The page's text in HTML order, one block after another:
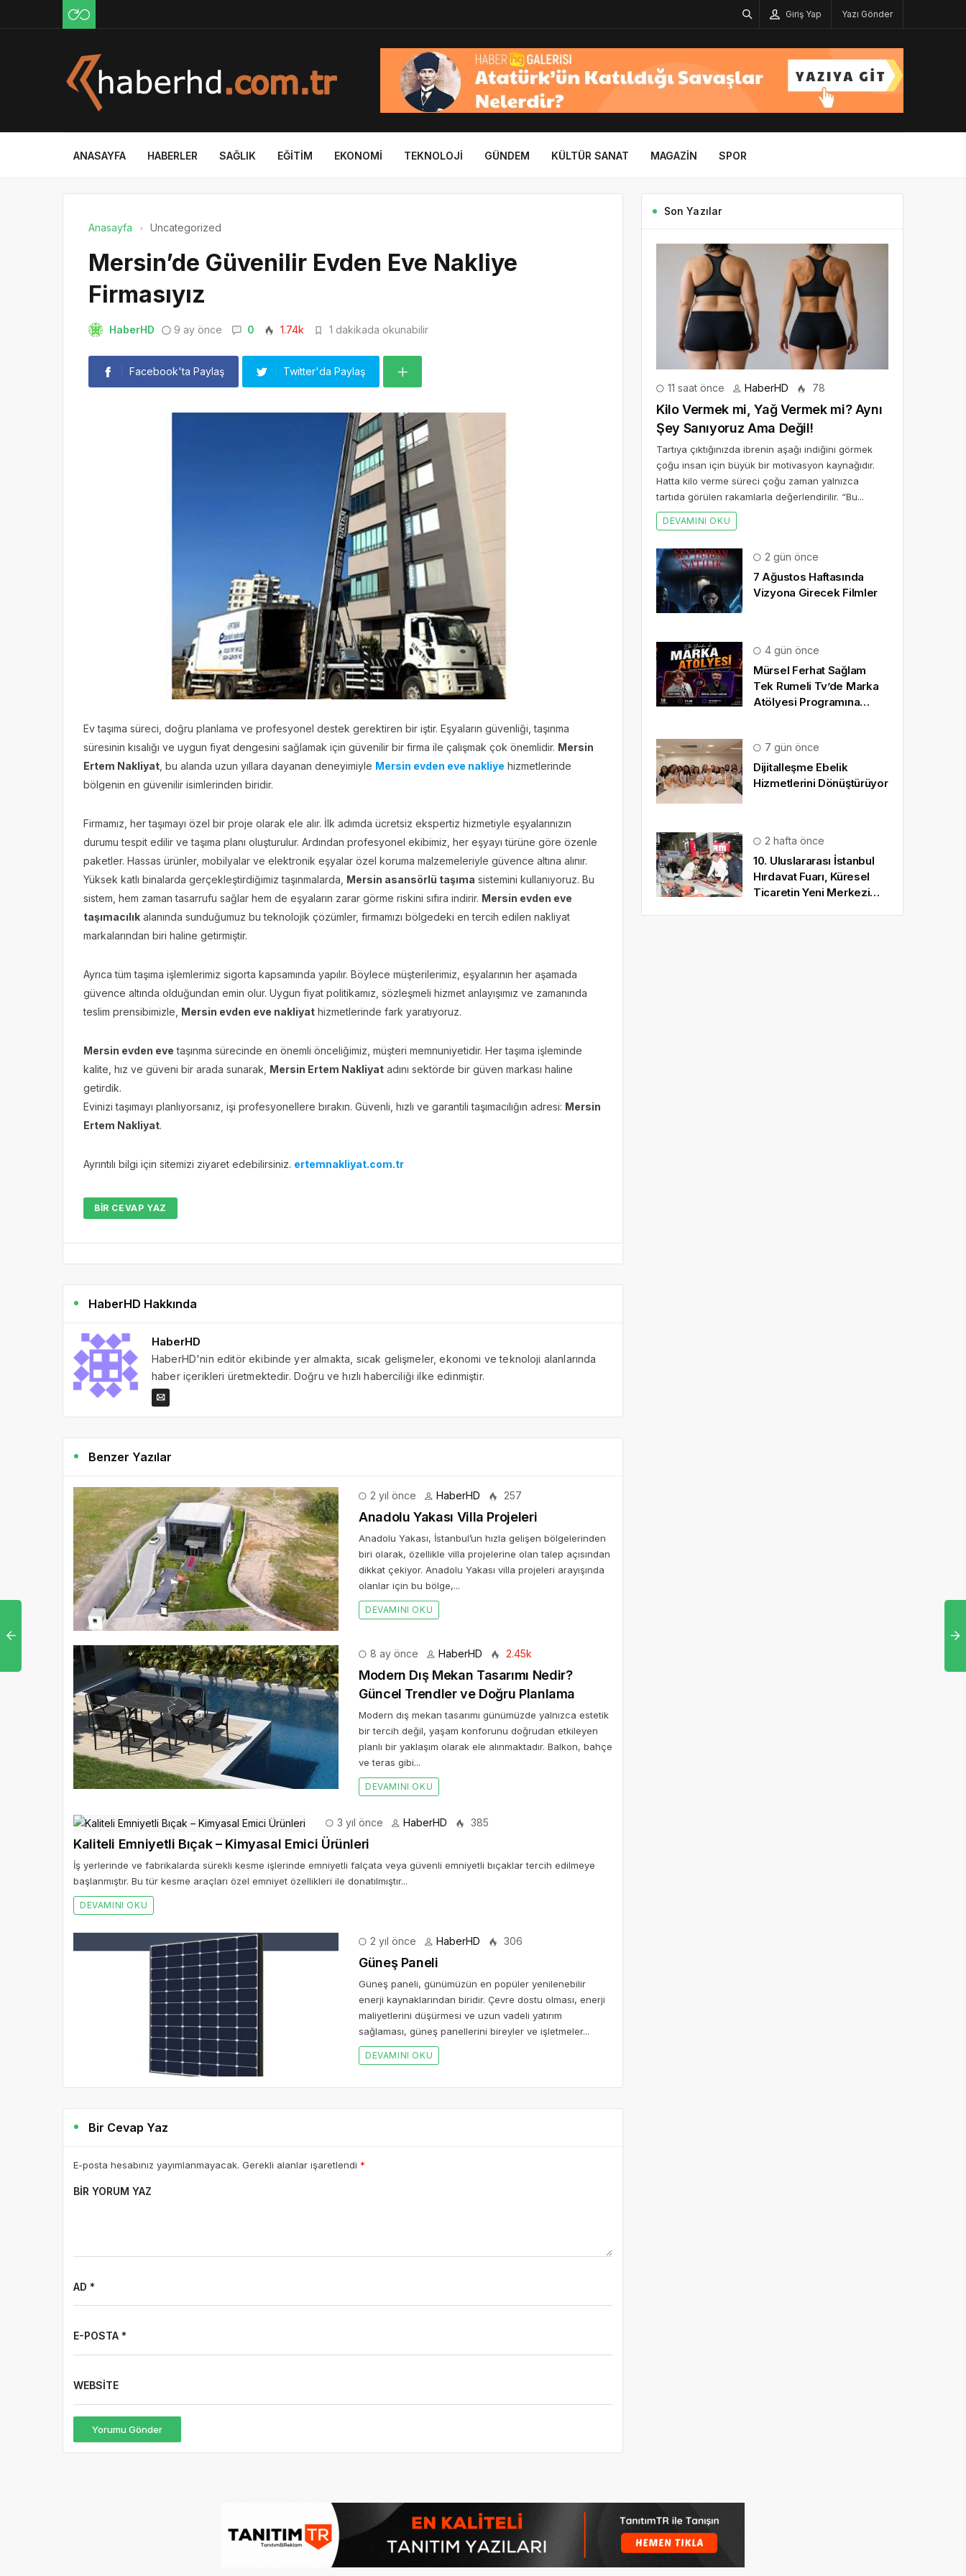
Giriş Yap Yazı Gönder
ANASAYFA HABERLER SAĞLIK EĞITIM EKONOMI TEKNOLOJI GÜNDEM KÜLTÜR SANAT MAGAZIN SPOR
Anasayfa Uncategorized
Mersin’de Güvenilir Evden Eve Nakliye
Firmasıyız
HaberHD 9 ay önce 0 1.74k 1 dakikada okunabilir
Facebook'ta Paylaş Twitter'da Paylaş
Ev taşıma süreci, doğru planlama ve profesyonel destek gerektiren bir iştir. Eşyaların güvenliği, taşınma
süresinin kısalığı ve uygun fiyat dengesini sağlamak için güvenilir bir firma ile çalışmak çok önemlidir. Mersin
Ertem Nakliyat , bu alanda uzun yıllara dayanan deneyimiyle Mersin evden eve nakliye hizmetlerinde
bölgenin en güvenilir isimlerinden biridir.
Firmamız, her taşımayı özel bir proje olarak ele alır. İlk adımda ücretsiz ekspertiz hizmetiyle eşyalarınızın
durumu tespit edilir ve taşıma planı oluşturulur. Ardından profesyonel ekibimiz, her eşyayı türüne göre özenle
paketler. Hassas ürünler, mobilyalar ve elektronik eşyalar özel koruma malzemeleriyle güvence altına alınır.
Yüksek katlı binalarda gerçekleştirdiğimiz taşınmalarda, Mersin asansörlü taşıma sistemini kullanıyoruz. Bu
sistem, hem zaman tasarrufu sağlar hem de eşyaların zarar görme riskini sıfıra indirir. Mersin evden eve
taşımacılık alanında sunduğumuz bu teknolojik çözümler, firmamızı bölgedeki en tercih edilen nakliyat
markalarından biri haline getirmiştir.
Ayrıca tüm taşıma işlemlerimiz sigorta kapsamında yapılır. Böylece müşterilerimiz, eşyalarının her aşamada
güvence altında olduğundan emin olur. Uygun fiyat politikamız, sözleşmeli hizmet anlayışımız ve zamanında
teslim prensibimizle, Mersin evden eve nakliyat hizmetlerinde fark yaratıyoruz.
Mersin evden eve taşınma sürecinde en önemli önceliğimiz, müşteri memnuniyetidir. Her taşıma işleminde
kalite, hız ve güveni bir arada sunarak, Mersin Ertem Nakliyat adını sektörde bir güven markası haline
getirdik.
Evinizi taşımayı planlıyorsanız, işi profesyonellere bırakın. Güvenli, hızlı ve garantili taşımacılığın adresi: Mersin
Ertem Nakliyat.
Ayrıntılı bilgi için sitemizi ziyaret edebilirsiniz. ertemnakliyat.com.tr
BIR CEVAP YAZ
HaberHD Hakkında
HaberHD
HaberHD'nin editör ekibinde yer almakta, sıcak gelişmeler, ekonomi ve teknoloji alanlarında
haber içerikleri üretmektedir. Doğru ve hızlı haberciliği ilke edinmiştir.
Benzer Yazılar
2 yıl önce HaberHD 257
Anadolu Yakası Villa Projeleri
Anadolu Yakası, İstanbul’un hızla gelişen bölgelerinden
biri olarak, özellikle villa projelerine olan talep açısından
dikkat çekiyor. Anadolu Yakası villa projeleri arayışında
olanlar için bu bölge,...
DEVAMINI OKU
8 ay önce HaberHD 2.45k
Modern Dış Mekan Tasarımı Nedir?
Güncel Trendler ve Doğru Planlama
Modern dış mekan tasarımı günümüzde yalnızca estetik
bir tercih değil, yaşam konforunu doğrudan etkileyen
planlı bir yaklaşım olarak ele alınmaktadır. Balkon, bahçe
ve teras gibi...
DEVAMINI OKU
3 yıl önce HaberHD 385
Kaliteli Emniyetli Bıçak – Kimyasal Emici Ürünleri
İş yerlerinde ve fabrikalarda sürekli kesme işlerinde emniyetli falçata veya güvenli emniyetli bıçaklar tercih edilmeye
başlanmıştır. Bu tür kesme araçları özel emniyet özellikleri ile donatılmıştır...
DEVAMINI OKU
2 yıl önce HaberHD 306
Güneş Paneli
Güneş paneli, günümüzün en popüler yenilenebilir
enerji kaynaklarından biridir. Çevre dostu olması, enerji
maliyetlerini düşürmesi ve uzun vadeli yatırım
sağlaması, güneş panellerini bireyler ve işletmeler...
DEVAMINI OKU
Bir Cevap Yaz
E-posta hesabınız yayımlanmayacak. Gerekli alanlar işaretlendi *
BIR YORUM YAZ
AD *
E-POSTA *
WEBSITE
Yorumu Gönder
Son Yazılar
11 saat önce HaberHD 78
Kilo Vermek mi, Yağ Vermek mi? Aynı
Şey Sanıyoruz Ama Değil!
Tartıya çıktığınızda ibrenin aşağı indiğini görmek
çoğu insan için büyük bir motivasyon kaynağıdır.
Hatta kilo verme süreci çoğu zaman yalnızca
tartıda görülen rakamlarla değerlendirilir. “Bu...
DEVAMINI OKU
2 gün önce
7 Ağustos Haftasında
Vizyona Girecek Filmler
4 gün önce
Mürsel Ferhat Sağlam
Tek Rumeli Tv’de Marka
Atölyesi Programına
7 gün önce
Dijitalleşme Ebelik
Hizmetlerini Dönüştürüyor
2 hafta önce
10. Uluslararası İstanbul
Hırdavat Fuarı, Küresel
Ticaretin Yeni Merkezi